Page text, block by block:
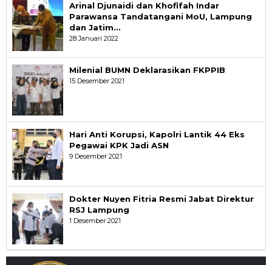
Arinal Djunaidi dan Khofifah Indar
Parawansa Tandatangani MoU, Lampung
dan Jatim…
28 Januari 2022
Milenial BUMN Deklarasikan FKPPIB
15 Desember 2021
Hari Anti Korupsi, Kapolri Lantik 44 Eks
Pegawai KPK Jadi ASN
9 Desember 2021
Dokter Nuyen Fitria Resmi Jabat Direktur
RSJ Lampung
1 Desember 2021